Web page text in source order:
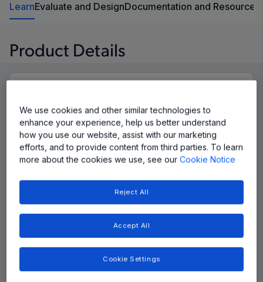
LearnEvaluate and DesignDocumentation and Resources
Product Details
We use cookies and other similar technologies to
enhance your experience, help us better understand
how you use our website, assist with our marketing
efforts, and to provide content from third parties. To learn
more about the cookies we use, see ourCookie Notice
Reject All
Accept All
Cookie Settings